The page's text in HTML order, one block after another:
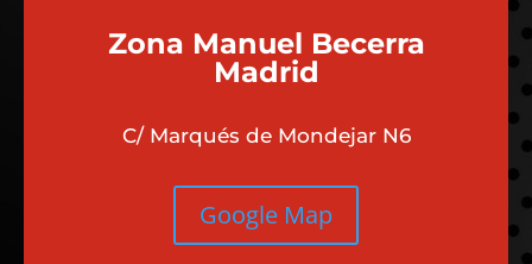
Zona Manuel Becerra
Madrid
C/ Marqués de Mondejar N6
Google Map